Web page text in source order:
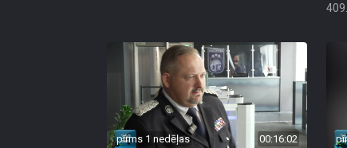
pirms 1 nedēļas 00:16:02